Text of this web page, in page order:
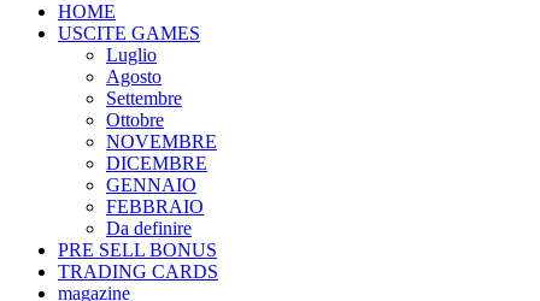
HOME
USCITE GAMES
Luglio
Agosto
Settembre
Ottobre
NOVEMBRE
DICEMBRE
GENNAIO
FEBBRAIO
Da definire
PRE SELL BONUS
TRADING CARDS
magazine